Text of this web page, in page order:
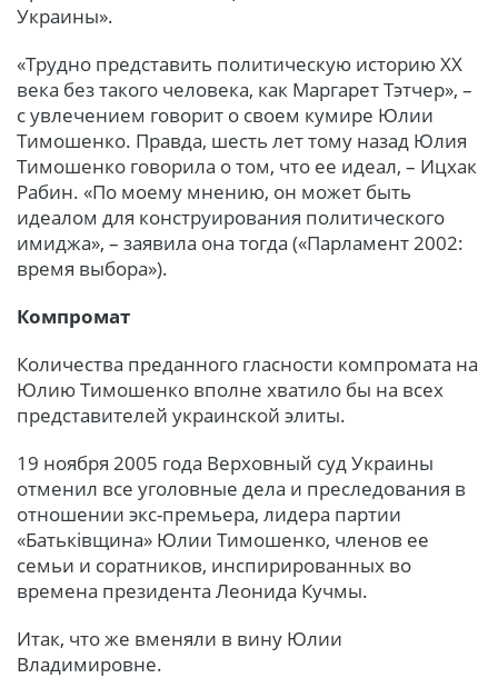
Украины».
«Трудно представить политическую историю ХХ
века без такого человека, как Маргарет Тэтчер», –
с увлечением говорит о своем кумире Юлии
Тимошенко. Правда, шесть лет тому назад Юлия
Тимошенко говорила о том, что ее идеал, – Ицхак
Рабин. «По моему мнению, он может быть
идеалом для конструирования политического
имиджа», – заявила она тогда («Парламент 2002:
время выбора»).
Компромат
Количества преданного гласности компромата на
Юлию Тимошенко вполне хватило бы на всех
представителей украинской элиты.
19 ноября 2005 года Верховный суд Украины
отменил все уголовные дела и преследования в
отношении экс-премьера, лидера партии
«Батьківщина» Юлии Тимошенко, членов ее
семьи и соратников, инспирированных во
времена президента Леонида Кучмы.
Итак, что же вменяли в вину Юлии
Владимировне.